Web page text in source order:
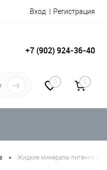
Вход Регистрация
+7 (902) 924-36-40
0 0
• Жидкие минералы питание и